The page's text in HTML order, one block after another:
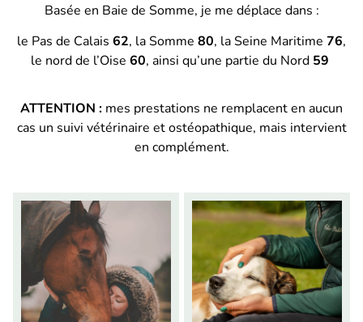
Basée en Baie de Somme, je me déplace dans :
le Pas de Calais 62, laSomme 80, la Seine Maritime 76,
le nord de l’Oise 60, ainsi qu’une partie du Nord 59
ATTENTION : mes prestations ne remplacent en aucun
cas un suivi vétérinaire et ostéopathique, mais intervient
en complément.